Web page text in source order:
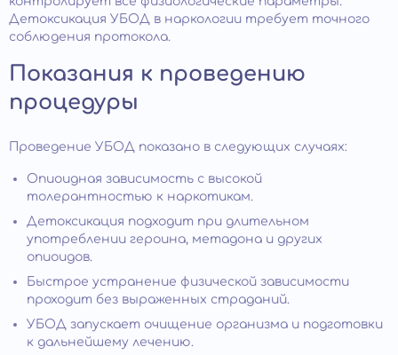
Детоксикация УБОД в наркологии требует точного
соблюдения протокола.
Показания к проведению
процедуры
Проведение УБОД показано в следующих случаях:
Опиоидная зависимость с высокой
толерантностью к наркотикам.
Детоксикация подходит при длительном
употреблении героина, метадона и других
опиоидов.
Быстрое устранение физической зависимости
проходит без выраженных страданий.
УБОД запускает очищение организма и подготовки
к дальнейшему лечению.